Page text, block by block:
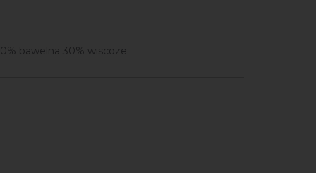
bawelna 30% wiscoze